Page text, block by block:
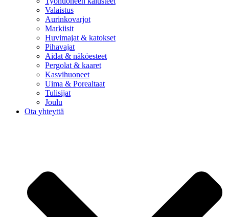
Valaistus
Aurinkovarjot
Markiisit
Huvimajat & katokset
Pihavajat
Aidat & näköesteet
Pergolat & kaaret
Kasvihuoneet
Uima & Porealtaat
Tulisijat
Joulu
Ota yhteyttä